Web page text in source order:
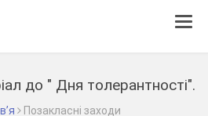
до " Дня толерантності".
Позакласні заходи